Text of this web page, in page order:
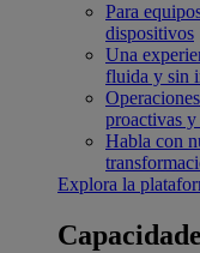
Para
dispositivos
Una
fluida y sin
proactivas
Habla con
Explora la